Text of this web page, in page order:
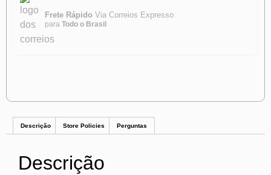
Frete Rápido Via Correios Expresso
para Todo o Brasil
Descrição Store Policies Perguntas
Descrição